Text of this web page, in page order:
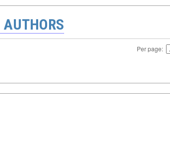
AUTHORS
Per page: